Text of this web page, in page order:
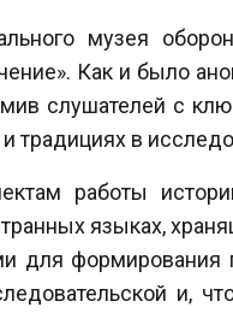
музея
Как и было
слушателей с
традициях в
работы
языках,
для
и,